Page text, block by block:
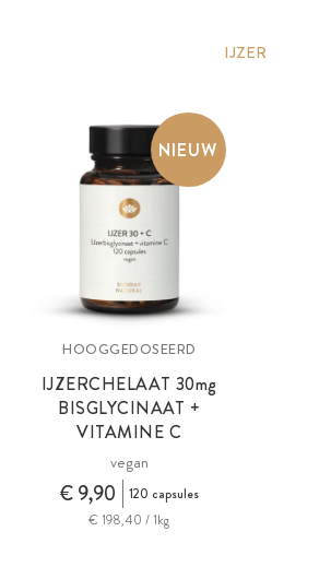
IJZER
NIEUW
HOOGGEDOSEERD
IJZERCHELAAT 30mg
BISGLYCINAAT +
VITAMINE C
vegan
€ 9,90
120 capsules
€ 198,40 / 1kg